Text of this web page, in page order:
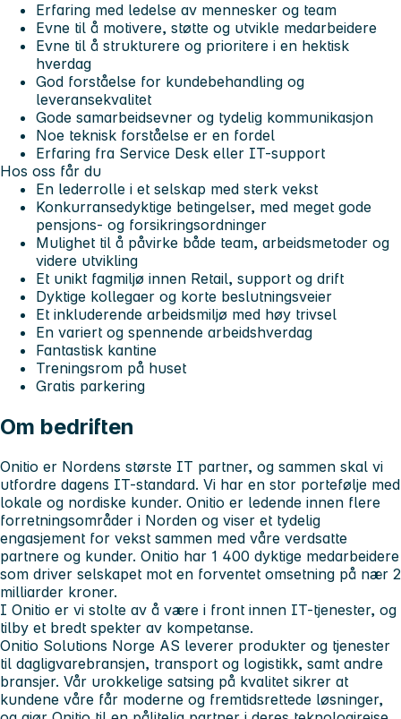
Erfaring med ledelse av mennesker og team
Evne til å motivere, støtte og utvikle medarbeidere
Evne til å strukturere og prioritere i en hektisk
hverdag
God forståelse for kundebehandling og
leveransekvalitet
Gode samarbeidsevner og tydelig kommunikasjon
Noe teknisk forståelse er en fordel
Erfaring fra Service Desk eller IT-support
Hos oss får du
En lederrolle i et selskap med sterk vekst
Konkurransedyktige betingelser, med meget gode
pensjons- og forsikringsordninger
Mulighet til å påvirke både team, arbeidsmetoder og
videre utvikling
Et unikt fagmiljø innen Retail, support og drift
Dyktige kollegaer og korte beslutningsveier
Et inkluderende arbeidsmiljø med høy trivsel
En variert og spennende arbeidshverdag
Fantastisk kantine
Treningsrom på huset
Gratis parkering
Om bedriften
Onitio er Nordens største IT partner, og sammen skal vi
utfordre dagens IT-standard. Vi har en stor portefølje med
lokale og nordiske kunder. Onitio er ledende innen flere
forretningsområder i Norden og viser et tydelig
engasjement for vekst sammen med våre verdsatte
partnere og kunder. Onitio har 1 400 dyktige medarbeidere
som driver selskapet mot en forventet omsetning på nær 2
milliarder kroner.
I Onitio er vi stolte av å være i front innen IT-tjenester, og
tilby et bredt spekter av kompetanse.
Onitio Solutions Norge AS leverer produkter og tjenester
til dagligvarebransjen, transport og logistikk, samt andre
bransjer. Vår urokkelige satsing på kvalitet sikrer at
kundene våre får moderne og fremtidsrettede løsninger,